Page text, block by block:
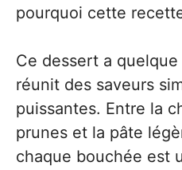
pourquoi cette
Ce dessert a
réunit des saveurs
puissantes. Entre la
prunes et la pâte
chaque bouchée est